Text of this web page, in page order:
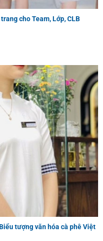
cho Team, Lớp, CLB
tượng văn hóa cà phê Việt